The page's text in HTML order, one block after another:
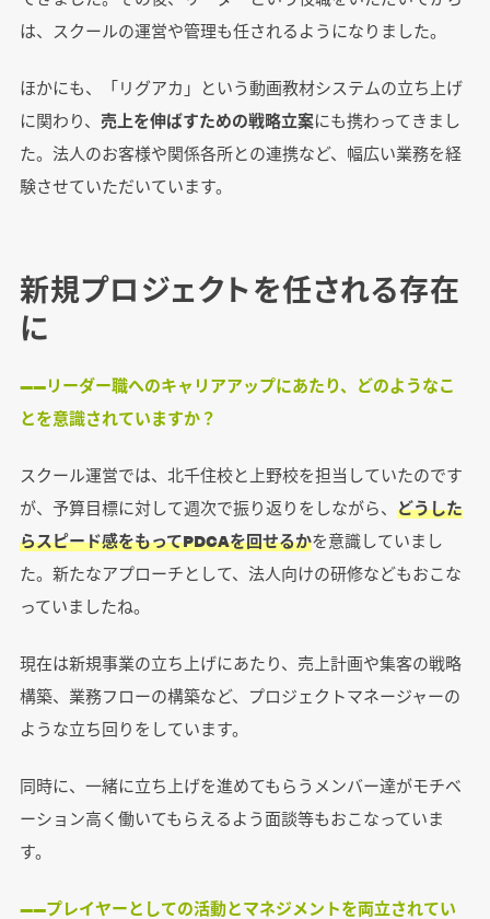
は、スクールの運営や管理も任されるようになりました。
ほかにも、「リグアカ」という動画教材システムの立ち上げ
に関わり、 売上を伸ばすための戦略立案にも携わってきまし
た。法人のお客様や関係各所との連携など、幅広い業務を経
験させていただいています。
新規プロジェクトを任される存在
に
――リーダー職へのキャリアアップにあたり、どのようなこ
とを意識されていますか？
スクール運営では、北千住校と上野校を担当していたのです
が、予算目標に対して週次で振り返りをしながら、 どうした
らスピード感をもってPDCAを回せるかを意識していまし
た。新たなアプローチとして、法人向けの研修などもおこな
っていましたね。
現在は新規事業の立ち上げにあたり、売上計画や集客の戦略
構築、業務フローの構築など、プロジェクトマネージャーの
ような立ち回りをしています。
同時に、一緒に立ち上げを進めてもらうメンバー達がモチベ
ーション高く働いてもらえるよう面談等もおこなっていま
す。
――プレイヤーとしての活動とマネジメントを両立されてい